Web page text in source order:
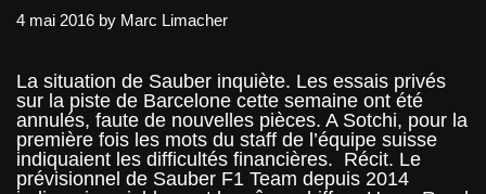
4 mai 2016 by Marc Limacher
La situation de Sauber inquiète. Les essais privés
sur la piste de Barcelone cette semaine ont été
annulés, faute de nouvelles pièces. A Sotchi, pour la
première fois les mots du staff de l’équipe suisse
indiquaient les difficultés financières. Récit. Le
prévisionnel de Sauber F1 Team depuis 2014